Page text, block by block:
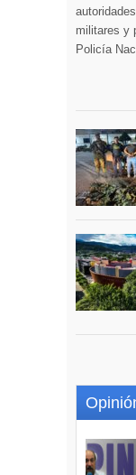
militares y
Policía